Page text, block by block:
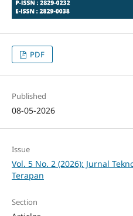
PDF
Published
08-05-2026
Issue
Vol. 5 No. 2 (2026): Jurnal
Terapan
Section